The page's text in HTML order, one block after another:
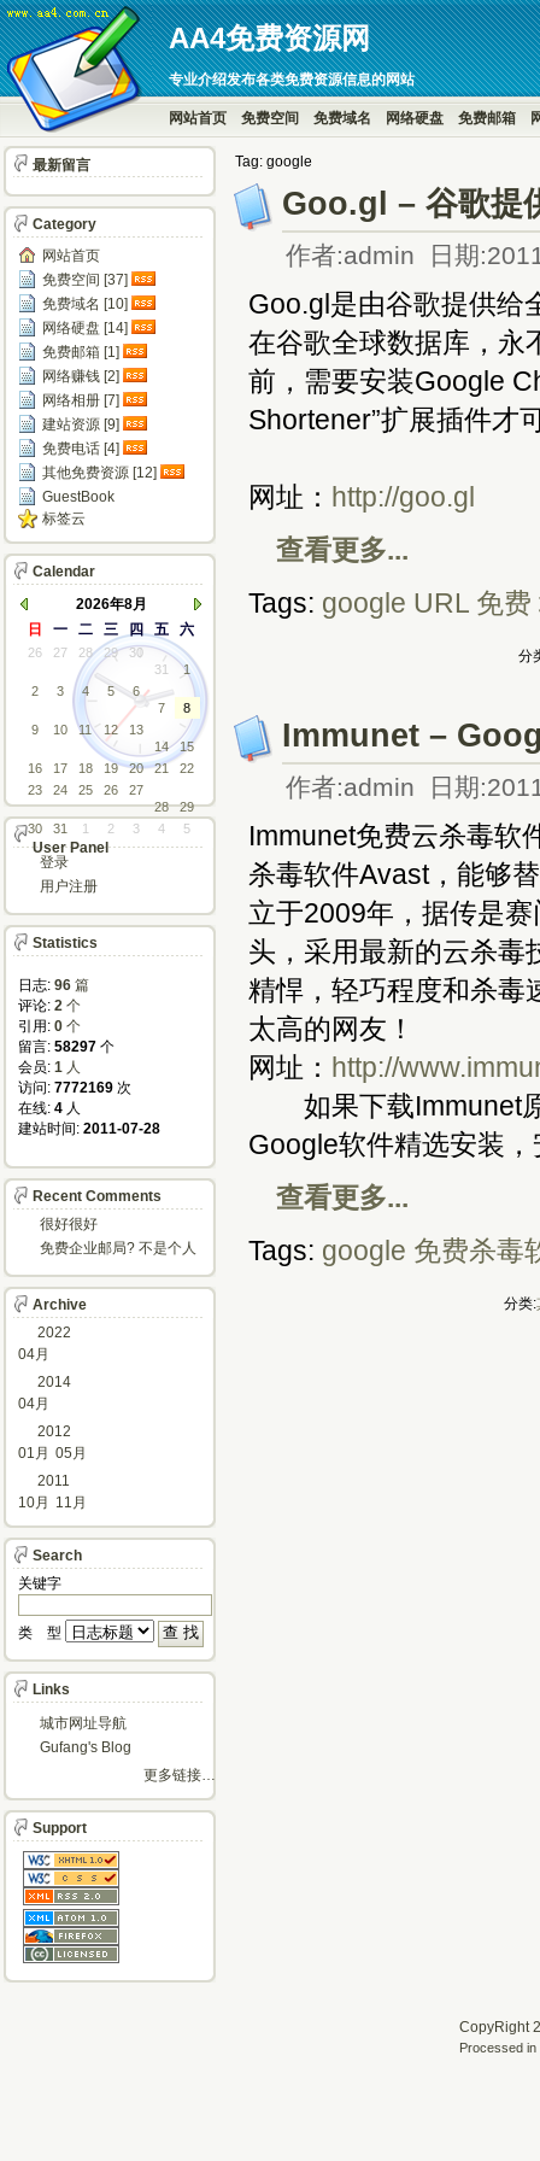
AA4免费资源网
专业介绍发布各类免费资源信息的网站
网站首页 免费空间 免费域名 网络硬盘 免费邮箱
Tag: google
Goo.gl – 谷歌提
作者:admin 日期
Goo.gl是由谷歌提供给
在谷歌全球数据库，永
前，需要安装Google
Shortener”扩展插件才
网址： http://goo.gl
查看更多...
Tags: google URL 免费
分
Immunet –
作者:admin 日期
Immunet免费云杀毒软
杀毒软件Avast，能够
立于2009年，据传是
头，采用最新的云杀毒
精悍，轻巧程度和杀毒
太高的网友！
网址： http://
如果下载Immunet原
Google软件精选安装
查看更多...
Tags: google 免费杀毒
分类:
最新留言
Category
网站首页
免费空间 [37]
免费域名 [10]
网络硬盘 [14]
免费邮箱 [1]
网络赚钱 [2]
网络相册 [7]
建站资源 [9]
免费电话 [4]
其他免费资源 [12]
GuestBook
标签云
Calendar
2026年8月
日
一 二 三 四 五 六
26 27 28 29
30
31
1
2
3 4 5
6
7
8
9
10 11 12
13
14
15
16
17 18 19 20 21
22
23
24 25 26
27
28
29
30
31 1 2 3 4 5
User Panel
登录
用户注册
Statistics
日志: 96 篇
评论: 2 个
引用: 0 个
留言: 58297 个
会员: 1 人
访问: 7772169 次
在线: 4 人
建站时间: 2011-07-28
Recent Comments
很好很好
免费企业邮局? 不是个人
Archive
2022
04月
2014
04月
2012
01月 05月
2011
10月
11月
Search
关键字
类 型
Links
城市网址导航
Gufang's Blog
更多链接…
Support
CopyRight
Processed in